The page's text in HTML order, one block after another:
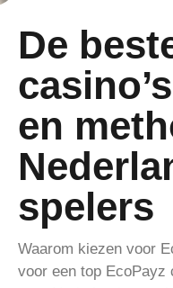
De
en
spelers
Waarom kiezen voor
voor een top EcoPayz